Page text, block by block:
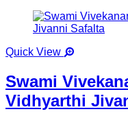
Quick View
Swami
Vidhyarthi